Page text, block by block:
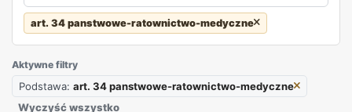
art. 34 panstwowe-ratownictwo-medyczne
Aktywne filtry
Podstawa: art. 34 panstwowe-ratownictwo-medyczne
Wyczyść wszystko